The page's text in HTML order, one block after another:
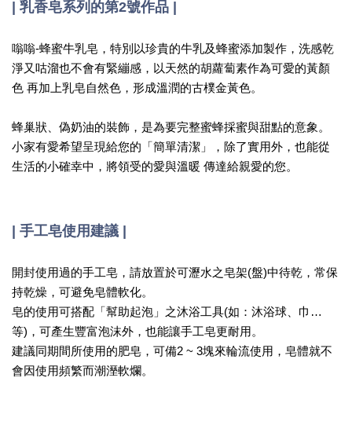
| 乳香皂系列的第2號作品 |
嗡嗡-蜂蜜牛乳皂，特別以珍貴的牛乳及蜂蜜添加製作，洗感乾
淨又咕溜也不會有緊繃感，以天然的胡蘿蔔素作為可愛的黃顏
色 再加上乳皂自然色，形成溫潤的古樸金黃色。
蜂巢狀、偽奶油的裝飾，是為要完整蜜蜂採蜜與甜點的意象。
小家有愛希望呈現給您的「簡單清潔」，除了實用外，也能從
生活的小確幸中，將領受的愛與溫暖 傳達給親愛的您。
| 手工皂使用建議 |
開封使用過的手工皂，請放置於可瀝水之皂架(盤)中待乾，常保
持乾燥，可避免皂體軟化。
皂的使用可搭配「幫助起泡」之沐浴工具(如：沐浴球、巾…
等)，可產生豐富泡沫外，也能讓手工皂更耐用。
建議同期間所使用的肥皂，可備2 ~ 3塊來輪流使用，皂體就不
會因使用頻繁而潮溼軟爛。